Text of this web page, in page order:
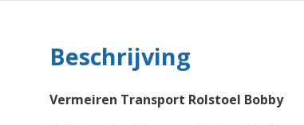
Beschrijving
Vermeiren Transport Rolstoel Bobby